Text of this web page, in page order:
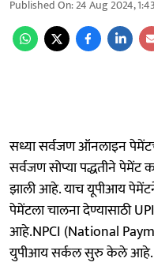
Published On:24 Aug 2024,
सध्या सर्वजण ऑनलाइन
सर्वजण सोप्या पद्धतीने
झाली आहे. याच यूपीआय
पेमेंटला चालना देण्यासाठी
आहे.NPCI (National
युपीआय सर्कल सुरु केले आहे.